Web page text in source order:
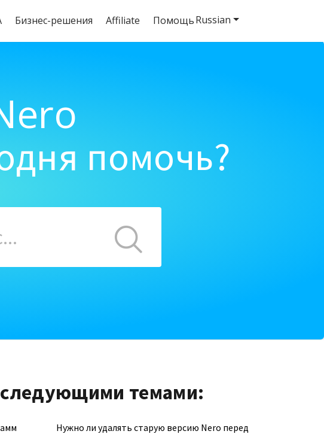
Бизнес-решения Affiliate Помощь
помочь?
следующими темами:
Нужно ли удалять старую версию Nero перед
Russian